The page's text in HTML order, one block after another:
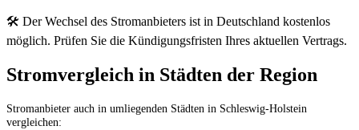
🛠 Der Wechsel des Stromanbieters ist in Deutschland kostenlos
möglich. Prüfen Sie die Kündigungsfristen Ihres aktuellen Vertrags.
Stromvergleich in Städten der Region
Stromanbieter auch in umliegenden Städten in Schleswig-Holstein
vergleichen: